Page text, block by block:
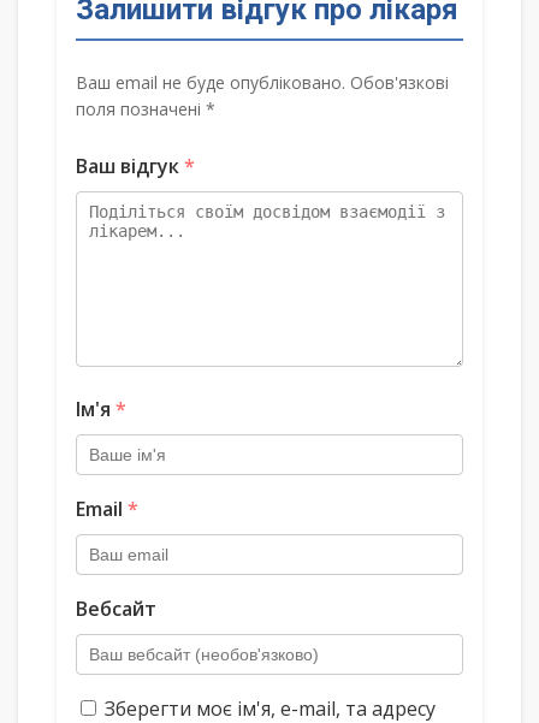
Залишити відгук про лікаря
Ваш email не буде опубліковано. Обов'язкові
поля позначені *
Ваш відгук*
Ім'я *
Email *
Вебсайт
Зберегти моє ім'я, e-mail, та адресу